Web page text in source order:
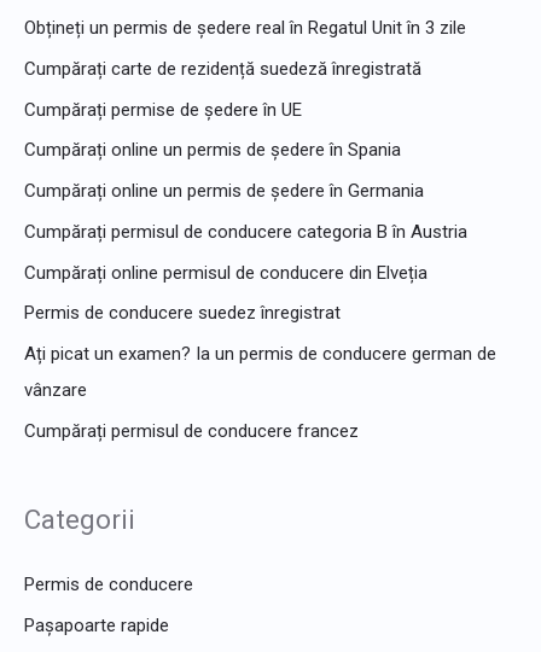
Obțineți un permis de ședere real în Regatul Unit în 3 zile
Cumpărați carte de rezidență suedeză înregistrată
Cumpărați permise de ședere în UE
Cumpărați online un permis de ședere în Spania
Cumpărați online un permis de ședere în Germania
Cumpărați permisul de conducere categoria B în Austria
Cumpărați online permisul de conducere din Elveția
Permis de conducere suedez înregistrat
Ați picat un examen? Ia un permis de conducere german de
vânzare
Cumpărați permisul de conducere francez
Categorii
Permis de conducere
Pașapoarte rapide